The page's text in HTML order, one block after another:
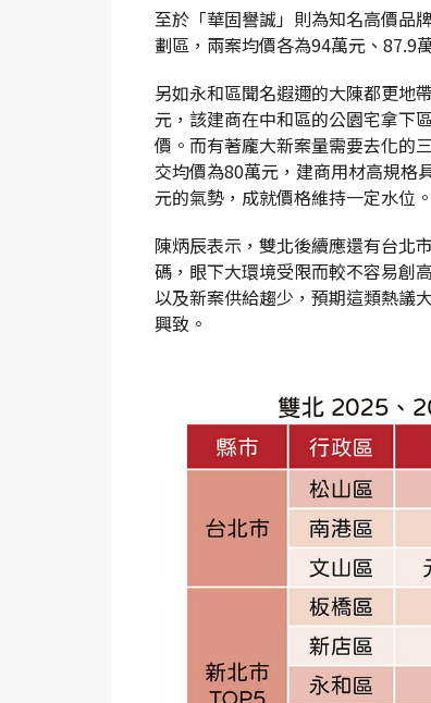
至於「華固譽誠」則為知名高價品
劃區，兩案均價各為94萬元、87.9
另如永和區聞名遐邇的大陳都更地
元，該建商在中和區的公園宅拿下
價。而有著龐大新案量需要去化的
交均價為80萬元，建商用材高規格
元的氣勢，成就價格維持一定水位。
陳炳辰表示，雙北後續應還有台北
碼，眼下大環境受限而較不容易創
以及新案供給趨少，預期這類熱議
興致。